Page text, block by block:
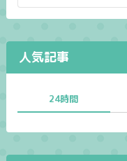
人気記事
24時間